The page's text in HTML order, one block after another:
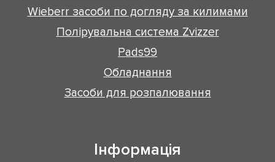
Wieberr засоби по догляду за килимами
Полірувальна система Zvizzer
Pads99
Обладнання
Засоби для розпалювання
Інформація